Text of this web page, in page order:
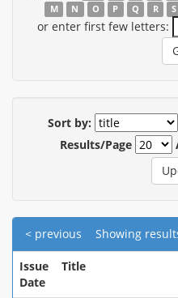
M
N O P Q R S
or enter first few letters:
Sort by:
Results/Page
Showing
< previous
Issue
Date
Title